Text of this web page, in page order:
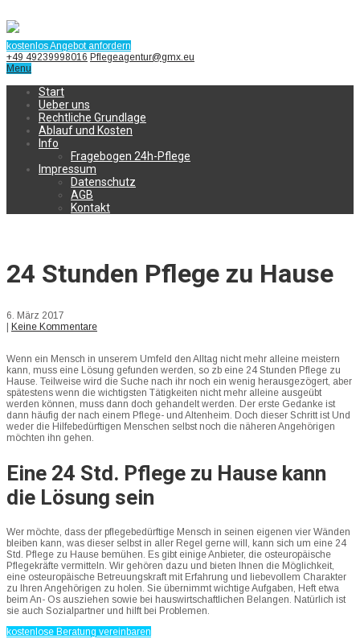
kostenlos Angebot anfordern
+49 49239998016 Pflegeagentur@gmx.eu
Menu
Start
Ueber uns
Rechtliche Grundlage
Ablauf und Kosten
Info
Fragebogen 24h-Pflege
Impressum
Datenschutz
AGB
Kontakt
24 Stunden Pflege zu Hause
6. März 2017
Keine Kommentare
Wenn ein Mensch in unserem Umfeld den Alltag nicht mehr alleine meistern
kann, muss eine Lösung gefunden werden, so zb eine 24 Stunden Pflege zu
Hause. Teilweise wird die Suche nach ihr noch ein wenig herausgezögert, aber
spätestens wenn die wichtigsten Tätigkeiten nicht mehr alleine ausgeübt
werden können, muss dann doch gehandelt werden. Der erste Gedanke ist
dann häufig der nach einem Pflege- und Altenheim. Doch dieser Schritt ist Und
weder die Hilfebedürftigen Menschen selbst noch die näheren Angehörigen
möchten ihn gehen.
Eine 24 Std. Pflege zu Hause kann
die Lösung sein
Wer möchte, dass der pflegebedürftige Mensch in seinen eigenen vier Wänden
bleiben kann, was dieser selbst in aller Regel gerne will, kann sich um eine 24
Std. Pflege zu Hause bemühen. Es gibt einige Anbieter, die osteuropäische
Pflegekräfte vermitteln. Wir gehören dazu und bieten Ihnen die Möglichkeit,
eine osteuropäische Betreuungskraft mit Erfahrung und liebevollem Charakter
zu Ihren Angehörigen zu holen. Sie übernimmt wichtige Aufgaben, Heft etwa
beim An- Os ausziehen sowie bei hauswirtschaftlichen Belangen. Natürlich ist
sie auch Sozialpartner und hilft bei Problemen.
kostenlose Beratung vereinbaren